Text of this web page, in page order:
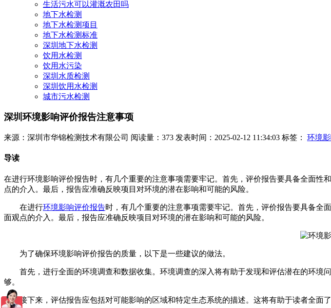
生活污水可以灌溉农田吗
地下水检测
地下水检测项目
地下水检测标准
深圳地下水检测
饮用水检测
饮用水污染
深圳水质检测
深圳饮用水检测
城市污水检测
深圳环境影响评价报告注意事项
来源：深圳市华锦检测技术有限公司 阅读量：373 发表时间：2025-02-12 11:34:03 标签： 环境
导读
在进行环境影响评价报告时，有几个重要的注意事项需要牢记。首先，评价报告要具备全面
点的介入。最后，报告应准确反映项目对环境的潜在影响和可能的风险。
在进行环境影响评价报告时，有几个重要的注意事项需要牢记。首先，评价报告要具备全
面观点的介入。最后，报告应准确反映项目对环境的潜在影响和可能的风险。
为了确保环境影响评价报告的质量，以下是一些建议的做法。
首先，进行全面的环境调查和数据收集。环境调查的深入将有助于发现和评估潜在的环境
够。
接下来，评估报告应包括对可能影响的区域和特定生态系统的描述。这将有助于读者全面了